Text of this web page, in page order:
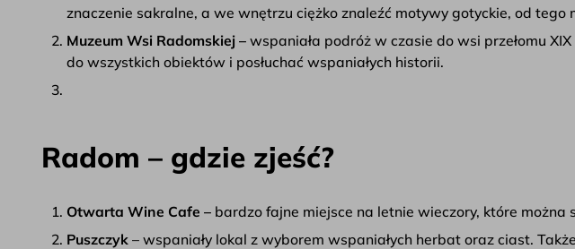
znaczenie sakralne, a we wnętrzu ciężko znaleźć motywy gotyckie, od tego
Muzeum Wsi Radomskiej – wspaniała podróż w czasie do wsi przełomu
do wszystkich obiektów i posłuchać wspaniałych historii.
Radom – gdzie zjeść?
Otwarta Wine Cafe – bardzo fajne miejsce na letnie wieczory, które
Puszczyk – wspaniały lokal z wyborem wspaniałych herbat oraz ciast.